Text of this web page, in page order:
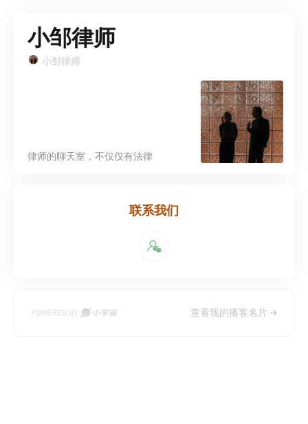
小邹律师
小邹律师
律师的聊天室，不仅仅有法律
联系我们
查看我的播客名片